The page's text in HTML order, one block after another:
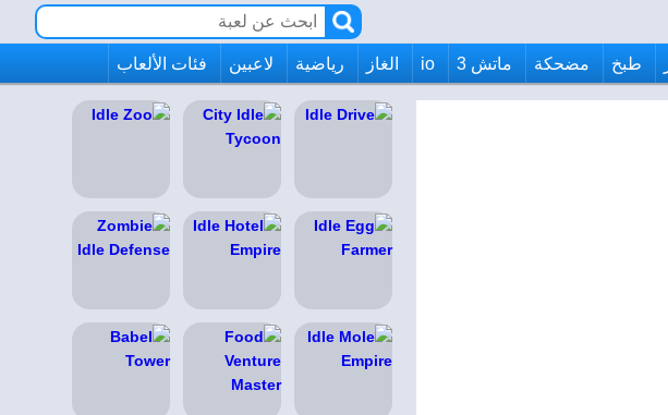
طبخ مضحكة ماتش 3 io الغاز رياضية لاعبين فئات الألعاب